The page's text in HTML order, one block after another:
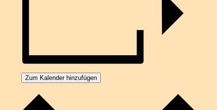
Zum Kalender hinzufügen